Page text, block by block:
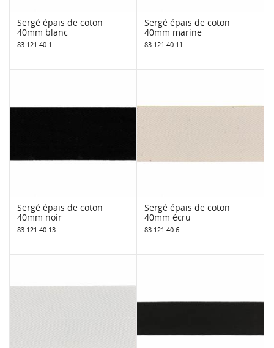
Sergé épais de coton
40mm blanc
83 121 40 1
Sergé épais de coton
40mm marine
83 121 40 11
Sergé épais de coton
40mm noir
83 121 40 13
Sergé épais de coton
40mm écru
83 121 40 6